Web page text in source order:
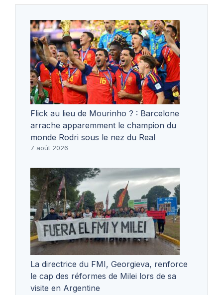
Flick au lieu de Mourinho ? : Barcelone
arrache apparemment le champion du
monde Rodri sous le nez du Real
7 août 2026
La directrice du FMI, Georgieva, renforce
le cap des réformes de Milei lors de sa
visite en Argentine